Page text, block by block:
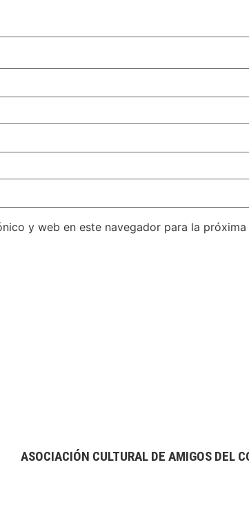
y web en este navegador para la
ASOCIACIÓN CULTURAL DE AMIGOS DEL